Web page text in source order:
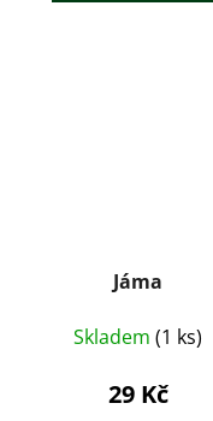
Jáma
Skladem (1 ks)
29 Kč